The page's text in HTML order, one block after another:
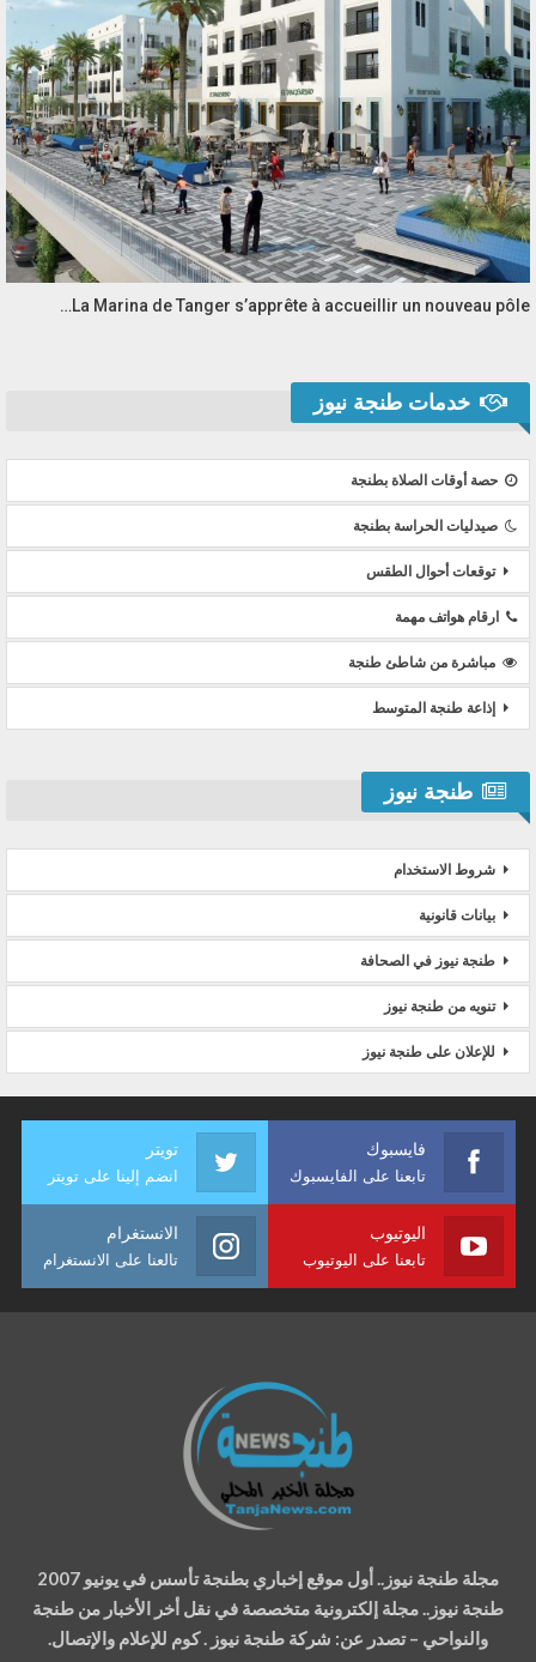
La Marina de Tanger s’apprête à accueillir un nouveau pôle…
خدمات طنجة نيوز
حصة أوقات الصلاة بطنجة
صيدليات الحراسة بطنجة
توقعات أحوال الطقس
ارقام هواتف مهمة
مباشرة من شاطئ طنجة
إذاعة طنجة المتوسط
طنجة نيوز
شروط الاستخدام
بيانات قانونية
طنجة نيوز في الصحافة
تنويه من طنجة نيوز
للإعلان على طنجة نيوز
فايسبوك
تابعنا على الفايسبوك
تويتر
انضم إلينا على تويتر
اليوتيوب
تابعنا على اليوتيوب
الانستغرام
تالعنا على الانستغرام
مجلة طنجة نيوز.. أول موقع إخباري بطنجة تأسس في يونيو 2007
طنجة نيوز.. مجلة إلكترونية متخصصة في نقل أخر الأخبار من طنجة
والنواحي – تصدر عن: شركة طنجة نيوز . كوم للإعلام والإتصال.